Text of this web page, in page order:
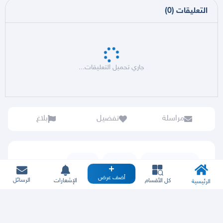
التعليقات (
0
)
جاري تحميل التعليقات...
مراسلة تفضيل بلاغ
حراج السيارات نيسان صني
الرئيسية كل الأقسام أضف عرض الإشعارات الرسائل